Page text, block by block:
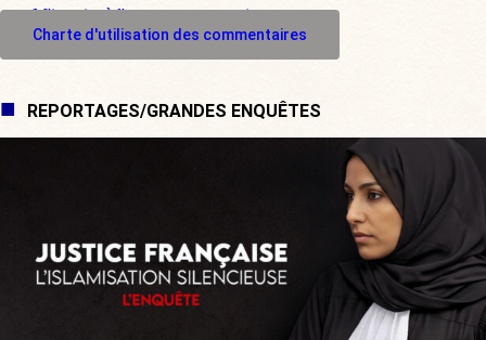
M'inscrire à l'espace commentaire
Charte d'utilisation des commentaires
REPORTAGES/GRANDES ENQUÊTES